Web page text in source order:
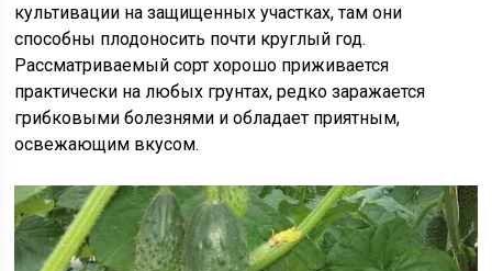
культивации на защищенных участках, там они
способны плодоносить почти круглый год.
Рассматриваемый сорт хорошо приживается
практически на любых грунтах, редко заражается
грибковыми болезнями и обладает приятным,
освежающим вкусом.